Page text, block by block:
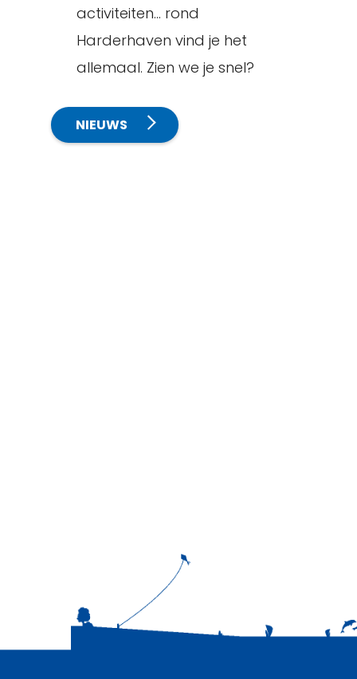
activiteiten… rond
Harderhaven vind je het
allemaal. Zien we je snel?
NIEUWS